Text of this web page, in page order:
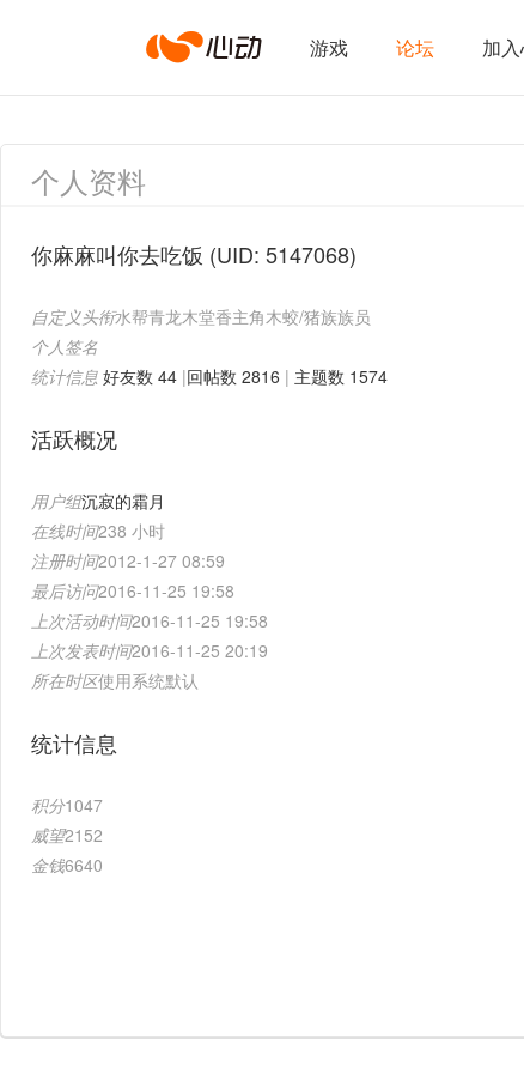
心
动
络
游戏 论坛 加
个人资料
你麻麻叫你去吃饭 (UID: 5147068)
自定义头衔水帮青龙木堂香主角木蛟/猪族族员
个人签名
统计信息 好友数 44 |回帖数 2816 | 主题数 1574
活跃概况
用户组沉寂的霜月
在线时间238 小时
注册时间2012-1-27 08:59
最后访问2016-11-25 19:58
上次活动时间2016-11-25 19:58
上次发表时间2016-11-25 20:19
所在时区使用系统默认
统计信息
积分1047
威望2152
金钱6640